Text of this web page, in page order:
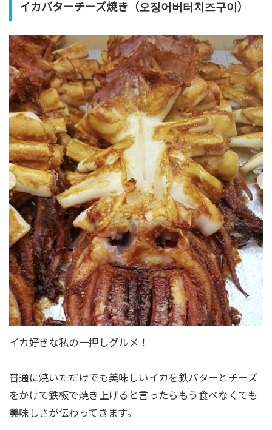
イカバターチーズ焼き（오징어버터치즈구이）
イカ好きな私の一押しグルメ！
普通に焼いただけでも美味しいイカを鉄バターとチーズ
をかけて鉄板で焼き上げると言ったらもう食べなくても
美味しさが伝わってきます。